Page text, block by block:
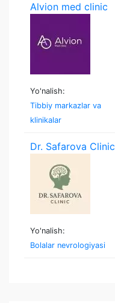
Alvion med clinic
Yo'nalish:
Tibbiy markazlar va
klinikalar
Dr. Safarova Clinic
Yo'nalish:
Bolalar nevrologiyasi